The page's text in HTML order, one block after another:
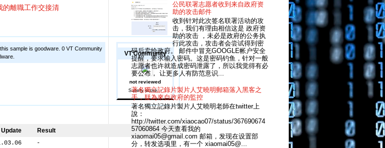
的離職工作交接清
sample is goodware. 0 VT Community
VT Community
not reviewed
Safety score: -
Update
Result
-
公民联署志愿者收到来自政府资
助的攻击邮件
收到针对此次签名联署活动的攻
击，我们有理由相信这是 政府资
助的攻击 ，未必是政府的公务执
行此攻击，攻击者会尝试得到密
码后卖给政府。 邮件中冒充GOOGLE帐户安全
提醒，要求输入密码。这是密码钓鱼，针对一般
志愿者也许就造成密码泄露了，所以我觉得有必
要公布， 让更多人有防范意识...
著名獨立記錄片製片人艾曉明郵箱落入黑客之
手，疑為來自政府的監控
著名獨立記錄片製片人艾曉明老師在twitter上
說：
http://twitter.com/xiaocao07/status/367690674
57060864 今天查看我的
xiaomai05@gmail.com 邮箱，发现在设置部
分，转发选项里，有一个 xiaomai05@...